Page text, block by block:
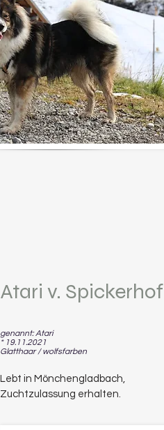
Atari v. Spickerhof
genannt: Atari
* 19.11.2021
Glatthaar / wolfsfarben
Lebt in Mönchengladbach,
Zuchtzulassung erhalten.